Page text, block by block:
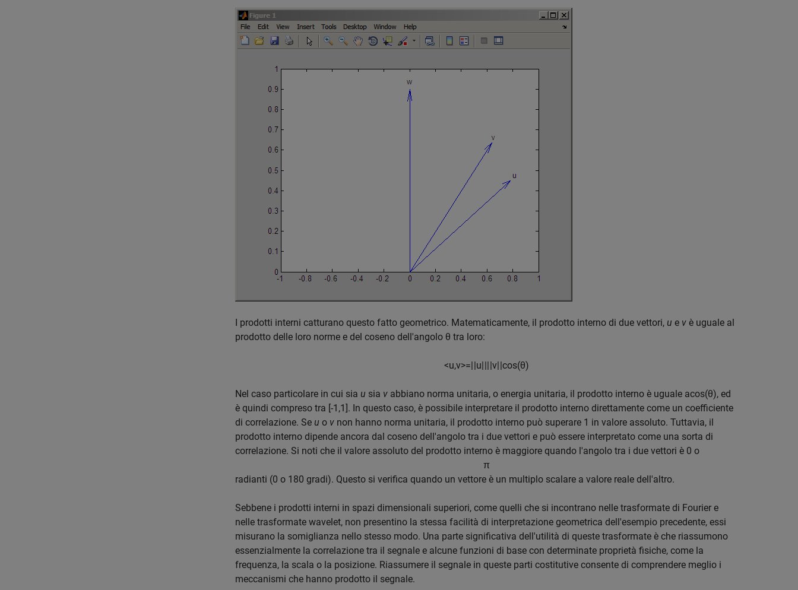
I prodotti interni catturano questo fatto geometrico. Matematicamente, il prodotto interno di due vettori, u e v è uguale al
prodotto delle loro norme e del coseno dell'angolo θ tra loro:
<u,v>=||u||||v||cos(θ)
Nel caso particolare in cui sia u sia v abbiano norma unitaria, o energia unitaria, il prodotto interno è uguale acos(θ), ed
è quindi compreso tra [-1,1]. In questo caso, è possibile interpretare il prodotto interno direttamente come un coefficiente
di correlazione. Se u o v non hanno norma unitaria, il prodotto interno può superare 1 in valore assoluto. Tuttavia, il
prodotto interno dipende ancora dal coseno dell'angolo tra i due vettori e può essere interpretato come una sorta di
correlazione. Si noti che il valore assoluto del prodotto interno è maggiore quando l'angolo tra i due vettori è 0 o
π
radianti (0 o 180 gradi). Questo si verifica quando un vettore è un multiplo scalare a valore reale dell'altro.
Sebbene i prodotti interni in spazi dimensionali superiori, come quelli che si incontrano nelle trasformate di Fourier e
nelle trasformate wavelet, non presentino la stessa facilità di interpretazione geometrica dell'esempio precedente, essi
misurano la somiglianza nello stesso modo. Una parte significativa dell'utilità di queste trasformate è che riassumono
essenzialmente la correlazione tra il segnale e alcune funzioni di base con determinate proprietà fisiche, come la
frequenza, la scala o la posizione. Riassumere il segnale in queste parti costitutive consente di comprendere meglio i
meccanismi che hanno prodotto il segnale.